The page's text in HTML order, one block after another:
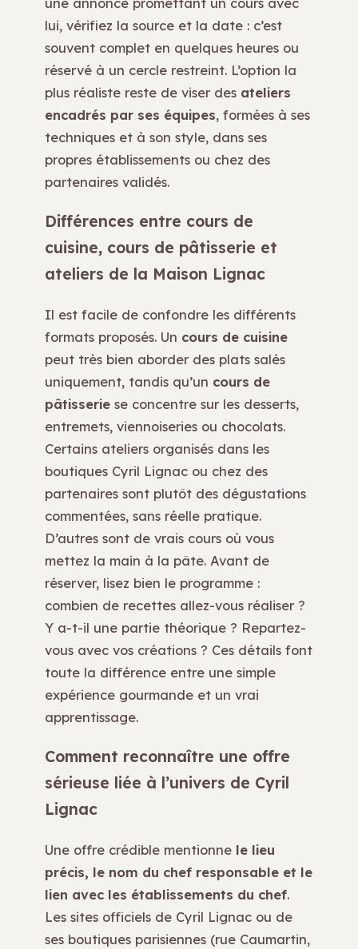
lui, vérifiez la source et la date : c’est
souvent complet en quelques heures ou
réservé à un cercle restreint. L’option la
plus réaliste reste de viser des ateliers
encadrés par ses équipes, formées à ses
techniques et à son style, dans ses
propres établissements ou chez des
partenaires validés.
Différences entre cours de
cuisine, cours de pâtisserie et
ateliers de la Maison Lignac
Il est facile de confondre les différents
formats proposés. Un cours de cuisine
peut très bien aborder des plats salés
uniquement, tandis qu’un cours de
pâtisserie se concentre sur les desserts,
entremets, viennoiseries ou chocolats.
Certains ateliers organisés dans les
boutiques Cyril Lignac ou chez des
partenaires sont plutôt des dégustations
commentées, sans réelle pratique.
D’autres sont de vrais cours où vous
mettez la main à la pâte. Avant de
réserver, lisez bien le programme :
combien de recettes allez-vous réaliser ?
Y a-t-il une partie théorique ? Repartez-
vous avec vos créations ? Ces détails font
toute la différence entre une simple
expérience gourmande et un vrai
apprentissage.
Comment reconnaître une offre
sérieuse liée à l’univers de Cyril
Lignac
Une offre crédible mentionne le lieu
précis, le nom du chef responsable et le
lien avec les établissements du chef.
Les sites officiels de Cyril Lignac ou de
ses boutiques parisiennes (rue Caumartin,